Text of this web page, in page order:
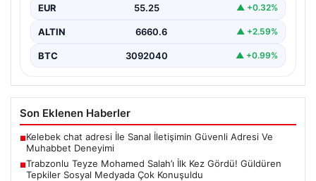
reklam…
EUR 55.25 ▲ +0.32%
ALTIN 6660.6 ▲ +2.59%
BTC 3092040 ▲ +0.99%
Son Eklenen Haberler
■Kelebek chat adresi İle Sanal İletişimin Güvenli Adresi Ve
Muhabbet Deneyimi
■Trabzonlu Teyze Mohamed Salah’ı İlk Kez Gördü! Güldüren
Tepkiler Sosyal Medyada Çok Konuşuldu